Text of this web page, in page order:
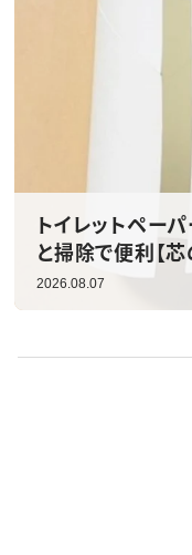
トイレットペー
と掃除で便利【
2026.08.07